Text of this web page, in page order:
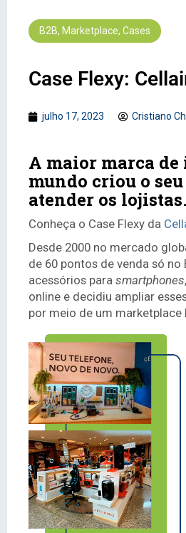
B2B, Marketplace, Cases
Case Flexy:
julho 17, 2023 Cristiano
A maior marca
mundo criou o
atender os lojistas.
Conheça o Case Flexy da
Desde 2000 no mercado
de 60 pontos de venda só
acessórios para smartphones
online e decidiu ampliar
por meio de um marketplace